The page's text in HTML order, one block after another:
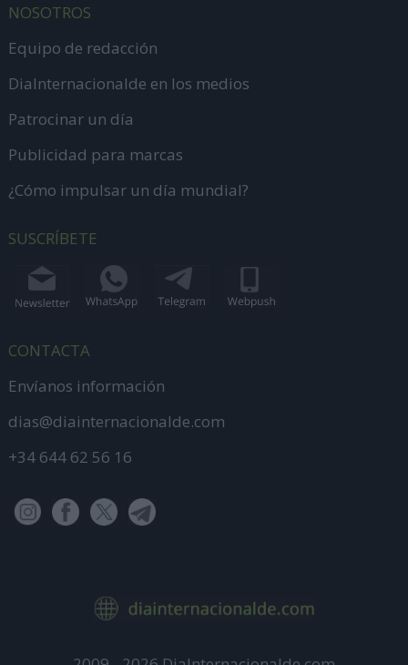
NOSOTROS
Equipo de redacción
DiaInternacionalde en los medios
Patrocinar un día
Publicidad para marcas
¿Cómo impulsar un día mundial?
SUSCRÍBETE
CONTACTA
Envíanos información
dias@diainternacionalde.com
+34 644 62 56 16